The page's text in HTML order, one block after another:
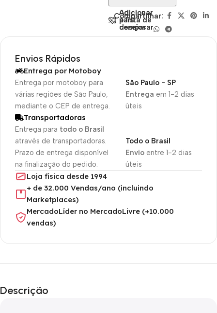
Adicionar
para
comparar
Adicionar
à lista de
desejos
Compartilhar:
Envios Rápidos
Entrega por Motoboy
Entrega por motoboy para
várias regiões de São Paulo,
mediante o CEP de entrega.
Entrega em 1-2 dias
úteis
São Paulo - SP
Transportadoras
Entrega para todo o Brasil
através de transportadoras.
Prazo de entrega disponível
na finalização do pedido.
Envioentre 1-2 dias
úteis
Todo o Brasil
Loja física desde 1994
+ de 32.000 Vendas/ano (incluindo
Marketplaces)
MercadoLíder no MercadoLivre (+10.000
vendas)
Descrição